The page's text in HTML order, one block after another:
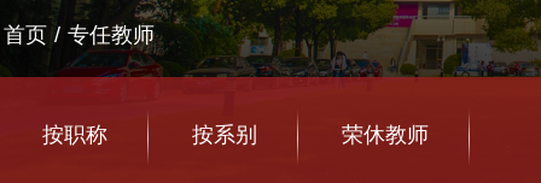
首页 / 专任教师
按职称 按系别 荣休教师